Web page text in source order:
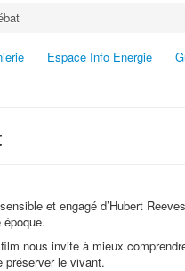
Espace Info Energie
et engagé d’Hubert
nous invite à mieux
préserver le vivant.